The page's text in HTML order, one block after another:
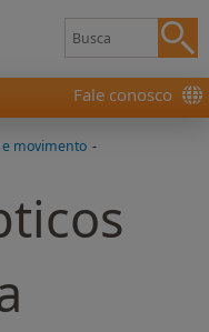
Fale conosco
movimento -